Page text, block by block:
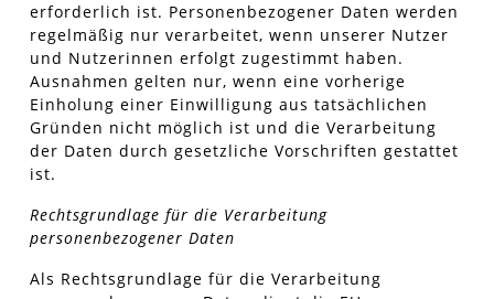
erforderlich ist. Personenbezogener Daten werden
regelmäßig nur verarbeitet, wenn unserer Nutzer
und Nutzerinnen erfolgt zugestimmt haben.
Ausnahmen gelten nur, wenn eine vorherige
Einholung einer Einwilligung aus tatsächlichen
Gründen nicht möglich ist und die Verarbeitung
der Daten durch gesetzliche Vorschriften gestattet
ist.
Rechtsgrundlage für die Verarbeitung
personenbezogener Daten
Als Rechtsgrundlage für die Verarbeitung